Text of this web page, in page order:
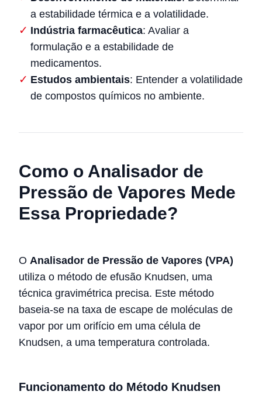
a estabilidade térmica e a volatilidade.
Indústria farmacêutica: Avaliar a
formulação e a estabilidade de
medicamentos.
Estudos ambientais: Entender a volatilidade
de compostos químicos no ambiente.
Como o Analisador de
Pressão de Vapores Mede
Essa Propriedade?
O Analisador de Pressão de Vapores (VPA)
utiliza o método de efusão Knudsen, uma
técnica gravimétrica precisa. Este método
baseia-se na taxa de escape de moléculas de
vapor por um orifício em uma célula de
Knudsen, a uma temperatura controlada.
Funcionamento do Método Knudsen